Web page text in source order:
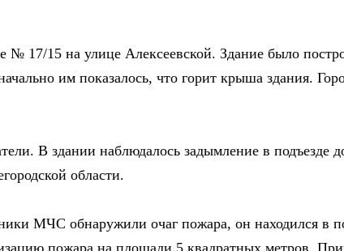
№ 17/15 на улице Алексеевской. Здание было
им показалось, что горит крыша здания.
В здании наблюдалось задымление в подъезде
области.
МЧС обнаружили очаг пожара, он находился в
пожара на площади 5 квадратных метров.